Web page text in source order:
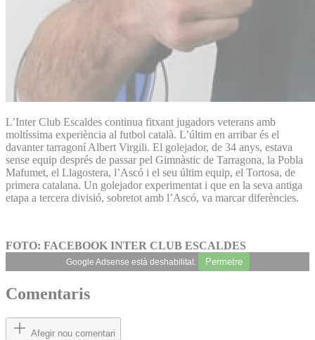
L’Inter Club Escaldes continua fitxant jugadors veterans amb
moltíssima experiència al futbol català. L’últim en arribar és el
davanter tarragoní Albert Virgili. El golejador, de 34 anys, estava
sense equip després de passar pel Gimnàstic de Tarragona, la Pobla
Mafumet, el Llagostera, l’Ascó i el seu últim equip, el Tortosa, de
primera catalana. Un golejador experimentat i que en la seva antiga
etapa a tercera divisió, sobretot amb l’Ascó, va marcar diferències.
FOTO: FACEBOOK INTER CLUB ESCALDES
Google Adsense està deshabilitat. Permetre
Comentaris
Afegir nou comentari